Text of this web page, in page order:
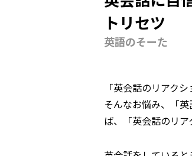
トリセツ
英語のそーた
「英会話のリアク
そんなお悩み、「
ば、「英会話のリア